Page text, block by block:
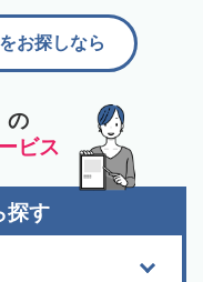
の
ビス
お探しなら
探す